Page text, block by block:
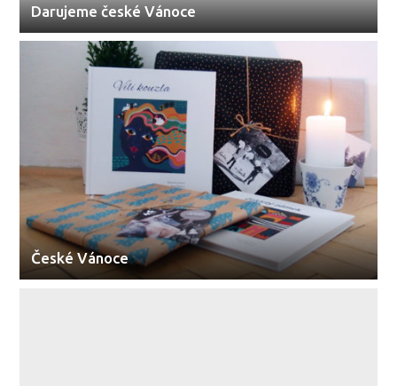
Darujeme české Vánoce
České Vánoce